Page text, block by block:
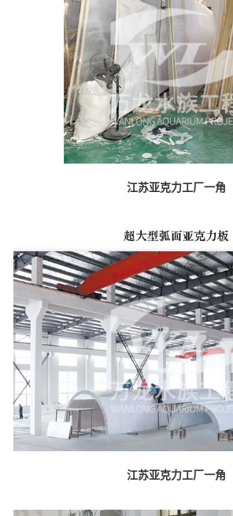
江苏亚克力工厂一角
江苏亚克力工厂一角